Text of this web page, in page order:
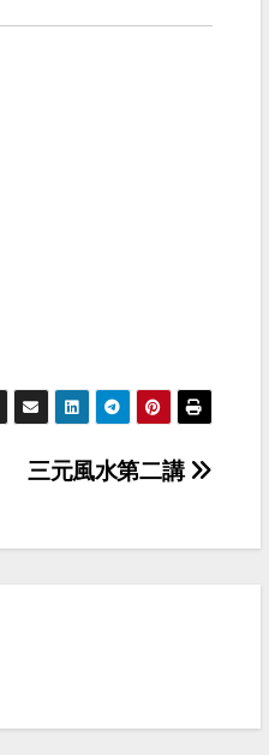
三元風水第二講